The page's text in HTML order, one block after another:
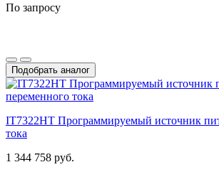
По запросу
Подобрать аналог
IT7322HT Программируемый источник
тока
1 344 758 руб.